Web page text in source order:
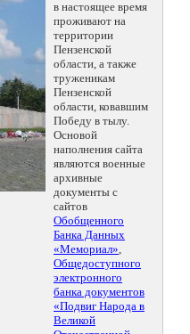
в настоящее время
проживают на
территории
Пензенской
области, а также
труженикам
Пензенской
области, ковавшим
Победу в тылу.
Основой
наполнения сайта
являются военные
архивные
документы с
сайтов
Обобщенного
Банка Данных
«Мемориал»,
Общедоступного
электронного
банка документов
«Подвиг Народа в
Великой